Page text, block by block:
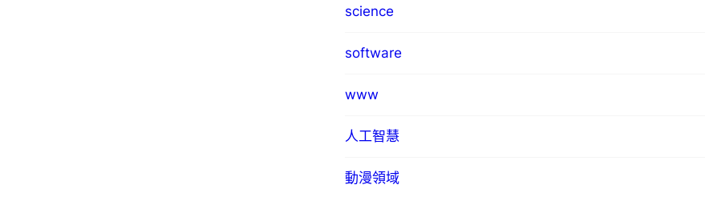
science
software
www
人工智慧
動漫領域